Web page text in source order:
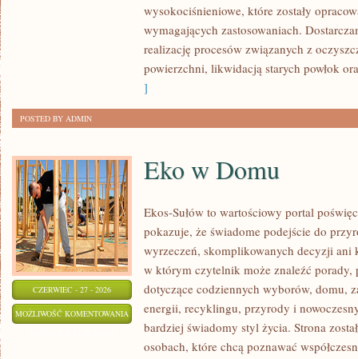
wysokociśnieniowe, które zostały
wymagających zastosowaniach.
realizację procesów związanych z
powierzchni, likwidacją starych powłok
]
POSTED BY ADMIN
CZERWIEC - 27 - 2026
MOŻLIWOŚĆ KOMENTOWANIA
DOMU
Eko w Domu
Ekos-Sułów to wartościowy portal
pokazuje, że świadome podejście do
wyrzeczeń, skomplikowanych decyzji ani
w którym czytelnik może znaleźć porady,
dotyczące codziennych wyborów, domu,
energii, recyklingu, przyrody i
bardziej świadomy styl życia. Strona
osobach, które chcą poznawać